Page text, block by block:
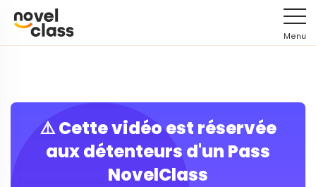
Menu
⚠️ Cette vidéo est réservée
aux détenteurs d'un Pass
NovelClass